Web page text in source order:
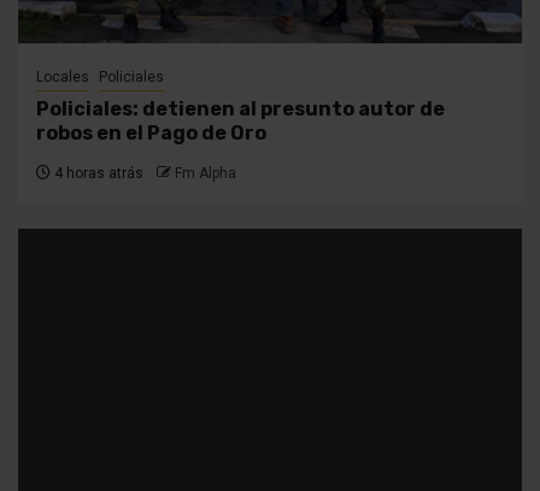
Locales Policiales
Policiales: detienen al presunto autor de
robos en el Pago de Oro
4 horas atrás Fm Alpha